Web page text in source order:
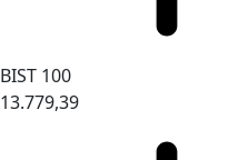
BIST 100
13.779,39